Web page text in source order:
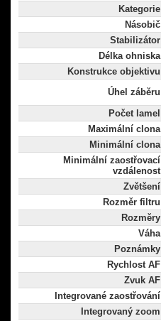
Kategorie
Násobič
Stabilizátor
Délka ohniska
Konstrukce objektivu
Úhel záběru
Počet lamel
Maximální clona
Minimální clona
Minimální zaostřovací
vzdálenost
Zvětšení
Rozměr filtru
Rozměry
Váha
Poznámky
Rychlost AF
Zvuk AF
Integrované zaostřování
Integrovaný zoom